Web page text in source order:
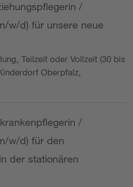
/
w/d) für unsere neue
Teilzeit oder Vollzeit (30 bis
Oberpfalz,
/
w/d) für den
der stationären